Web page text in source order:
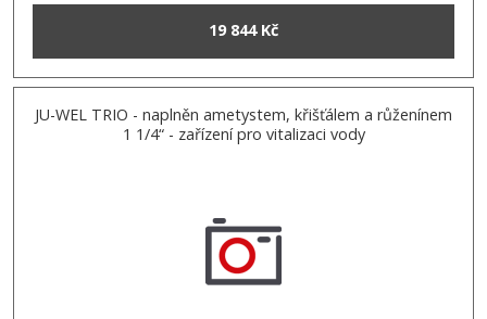
19 844 Kč
JU-WEL TRIO - naplněn ametystem, křišťálem a růženínem
1 1/4“ - zařízení pro vitalizaci vody